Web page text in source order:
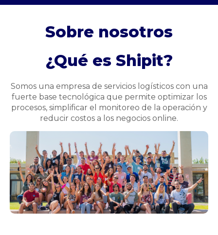
Sobre nosotros
¿Qué es Shipit?
Somos una empresa de servicios logísticos con una
fuerte base tecnológica que permite optimizar los
procesos, simplificar el monitoreo de la operación y
reducir costos a los negocios online.